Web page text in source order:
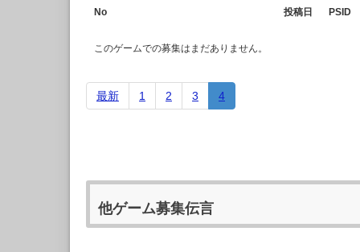
No 投稿日 PSID
このゲームでの募集はまだありません。
最新 1 2 3 4
他ゲーム募集伝言